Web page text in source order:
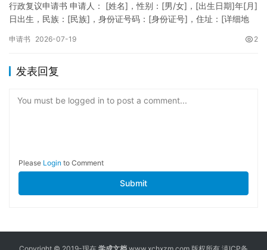
行政复议申请书 申请人： [姓名]，性别：[男/女]，[出生日期]年[月]
日出生，民族：[民族]，身份证号码：[身份证号]，住址：[详细地
申请书 2026-07-19 2
发表回复
You must be logged in to post a comment...
Please Login to Comment
Submit